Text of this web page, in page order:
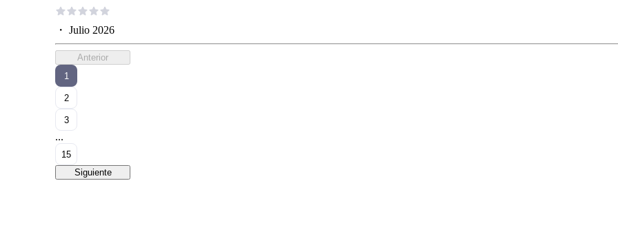
・ Julio 2026
Anterior
1
2
3
...
15
Siguiente